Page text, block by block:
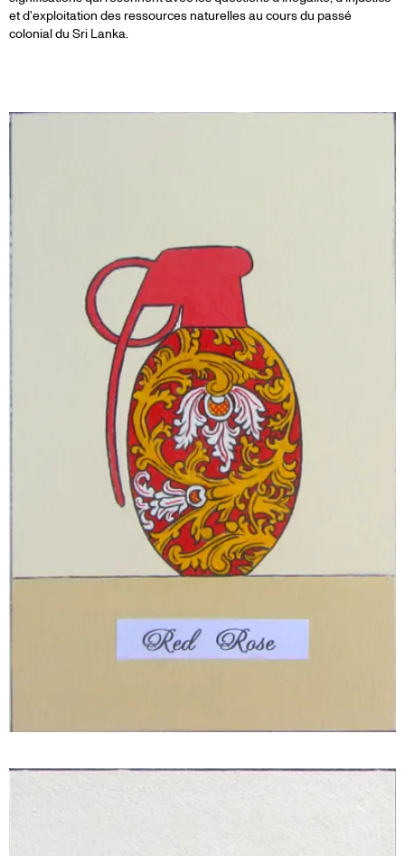
et d'exploitation des ressources naturelles au cours du passé
colonial du Sri Lanka.